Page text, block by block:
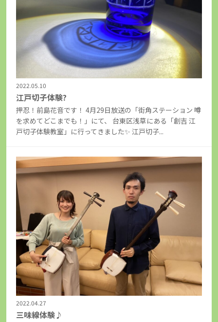
2022.05.10
江戸切子体験?
押忍！前島花音です！ 4月29日放送の「街角ステーション 噂
を求めてどこまでも！」にて、 台東区浅草にある「創吉 江
戸切子体験教室」に行ってきました✨ 江戸切子...
2022.04.27
三味線体験♪